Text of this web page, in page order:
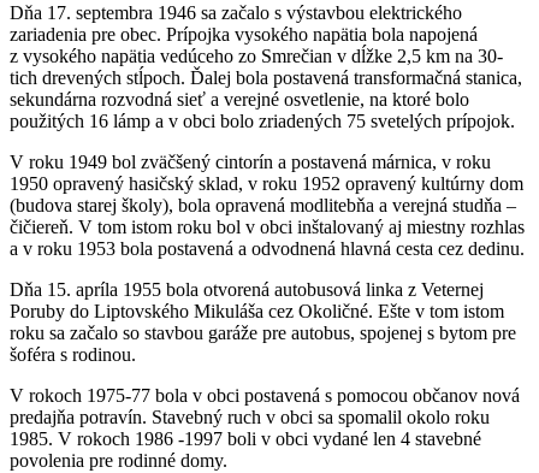
Dňa 17. septembra 1946 sa začalo s výstavbou elektrického
zariadenia pre obec. Prípojka vysokého napätia bola napojená
z vysokého napätia vedúceho zo Smrečian v dĺžke 2,5 km na 30-
tich drevených stĺpoch. Ďalej bola postavená transformačná stanica,
sekundárna rozvodná sieť a verejné osvetlenie, na ktoré bolo
použitých 16 lámp a v obci bolo zriadených 75 svetelých prípojok.
V roku 1949 bol zväčšený cintorín a postavená márnica, v roku
1950 opravený hasičský sklad, v roku 1952 opravený kultúrny dom
(budova starej školy), bola opravená modlitebňa a verejná studňa –
čičiereň. V tom istom roku bol v obci inštalovaný aj miestny rozhlas
a v roku 1953 bola postavená a odvodnená hlavná cesta cez dedinu.
Dňa 15. apríla 1955 bola otvorená autobusová linka z Veternej
Poruby do Liptovského Mikuláša cez Okoličné. Ešte v tom istom
roku sa začalo so stavbou garáže pre autobus, spojenej s bytom pre
šoféra s rodinou.
V rokoch 1975-77 bola v obci postavená s pomocou občanov nová
predajňa potravín. Stavebný ruch v obci sa spomalil okolo roku
1985. V rokoch 1986 -1997 boli v obci vydané len 4 stavebné
povolenia pre rodinné domy.